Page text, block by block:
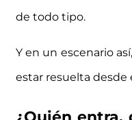
de todo tipo.
Y en un escenario
estar resuelta desde